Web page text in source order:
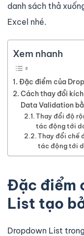
danh sách thả
Excel nhé.
Xem nhanh
Đặc điểm của
Cách thay đổi
Data Validation
Thay đổi độ
tác động tới
Thay đổi chế
tác động tới
Đặc điểm
List tạo
Dropdown List